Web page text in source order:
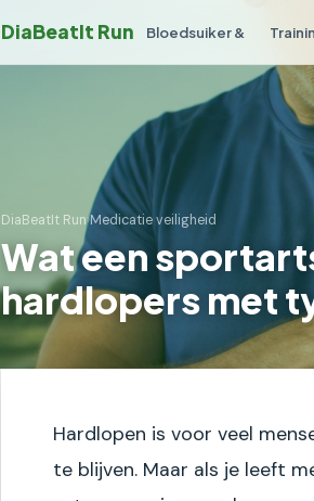
DiaBeatIt Run Bloedsuiker &
DiaBeatIt Run›Medicatie veiligheid
Wat een
hardlopers met
Hardlopen is voor veel
te blijven. Maar als je leeft